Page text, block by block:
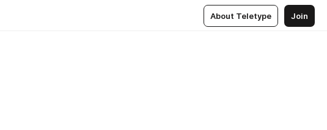
About Teletype Join